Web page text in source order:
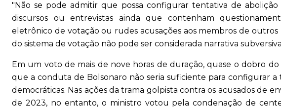
"Não se pode admitir que possa configurar tentativa de
discursos ou entrevistas ainda que contenham
eletrônico de votação ou rudes acusações aos membros de outros
do sistema de votação não pode ser considerada narrativa
Em um voto de mais de nove horas de duração, quase o dobro
que a conduta de Bolsonaro não seria suficiente para configurar
democráticas. Nas ações da trama golpista contra os acusados de
de 2023, no entanto, o ministro votou pela condenação de